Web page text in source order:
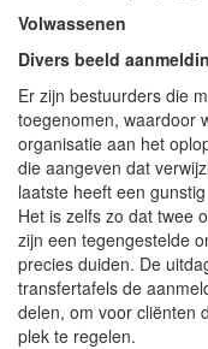
Volwassenen
Divers beeld
Er zijn bestuurders die
toegenomen, waardoor
organisatie aan het
die aangeven dat
laatste heeft een
Het is zelfs zo dat twee
zijn een tegengestelde
precies duiden. De
transfertafels de
delen, om voor cliënten
plek te regelen.